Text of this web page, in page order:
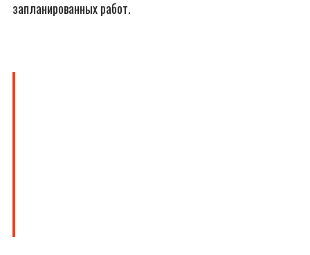
запланированных работ.